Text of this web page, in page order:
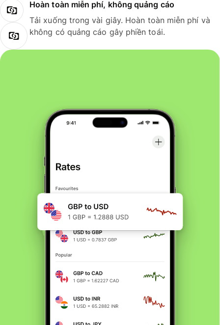
Hoàn toàn miễn phí, không quảng cáo
Tải xuống trong vài giây. Hoàn toàn miễn phí và
không có quảng cáo gây phiền toái.